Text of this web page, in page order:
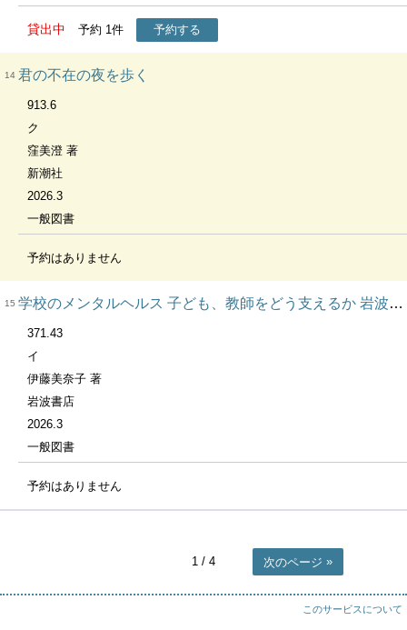
貸出中 予約 1件 予約する
14 君の不在の夜を歩く
913.6
ク
窪美澄 著
新潮社
2026.3
一般図書
予約はありません
15 学校のメンタルヘルス 子ども、教師をどう支えるか 岩波新書 2105
371.43
イ
伊藤美奈子 著
岩波書店
2026.3
一般図書
予約はありません
1 / 4 次のページ
このサービスについて